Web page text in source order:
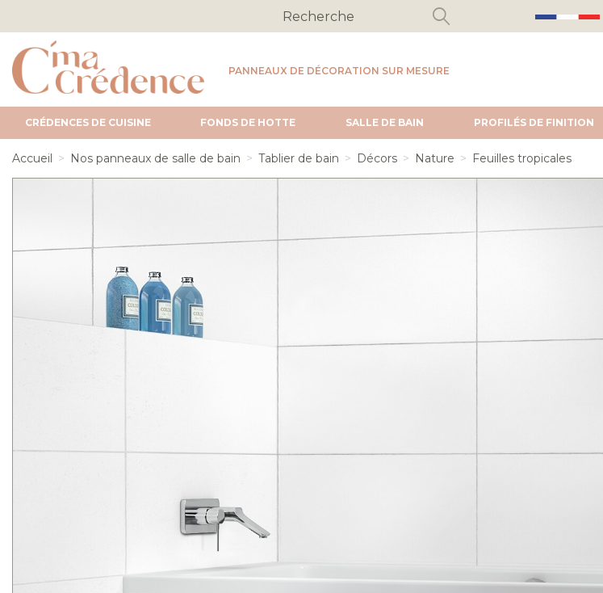
PANNEAUX DE DÉCORATION SUR MESURE
CRÉDENCES DE CUISINE FONDS DE HOTTE SALLE DE BAIN PROFILÉS DE FINITION
Accueil Nos panneaux de salle de bain Tablier de bain Décors Nature Feuilles tropicales